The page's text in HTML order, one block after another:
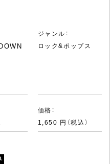
ジャンル：
ロック&ポップス
価格：
1,650 円（税込）